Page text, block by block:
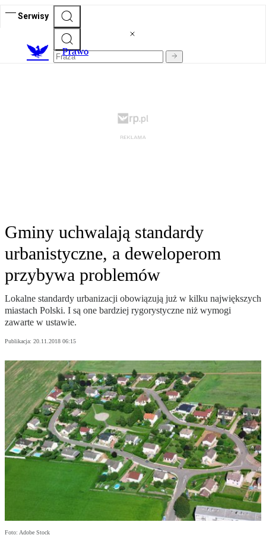
Serwisy
Prawo
Gminy uchwalają standardy
urbanistyczne, a deweloperom
przybywa problemów
Lokalne standardy urbanizacji obowiązują już w kilku największych
miastach Polski. I są one bardziej rygorystyczne niż wymogi
zawarte w ustawie.
Publikacja: 20.11.2018 06:15
Foto: Adobe Stock